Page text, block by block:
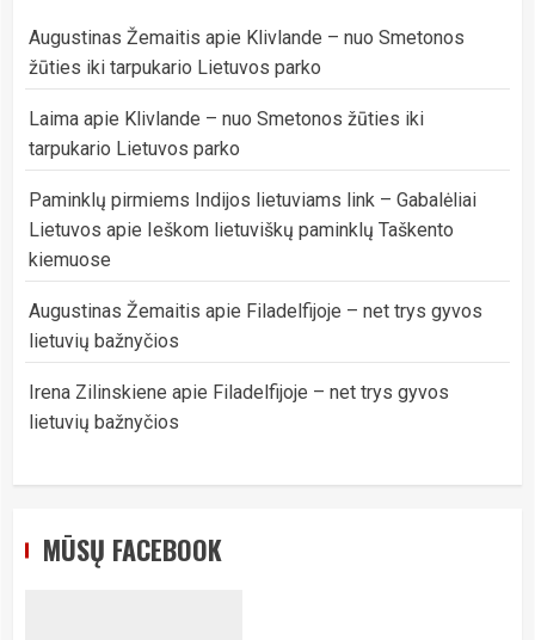
Augustinas Žemaitis apie Klivlande – nuo Smetonos
žūties iki tarpukario Lietuvos parko
Laima apie Klivlande – nuo Smetonos žūties iki
tarpukario Lietuvos parko
Paminklų pirmiems Indijos lietuviams link – Gabalėliai
Lietuvos apie Ieškom lietuviškų paminklų Taškento
kiemuose
Augustinas Žemaitis apie Filadelfijoje – net trys gyvos
lietuvių bažnyčios
Irena Zilinskiene apie Filadelfijoje – net trys gyvos
lietuvių bažnyčios
MŪSŲ FACEBOOK